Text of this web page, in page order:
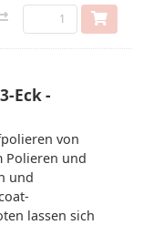
Eck -
von
Polieren und
und
lassen sich